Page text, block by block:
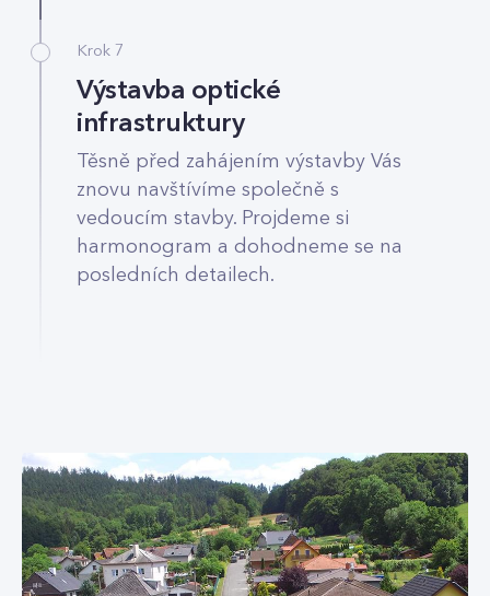
Krok 7
Výstavba optické
infrastruktury
Těsně před zahájením výstavby Vás
znovu navštívíme společně s
vedoucím stavby. Projdeme si
harmonogram a dohodneme se na
posledních detailech.